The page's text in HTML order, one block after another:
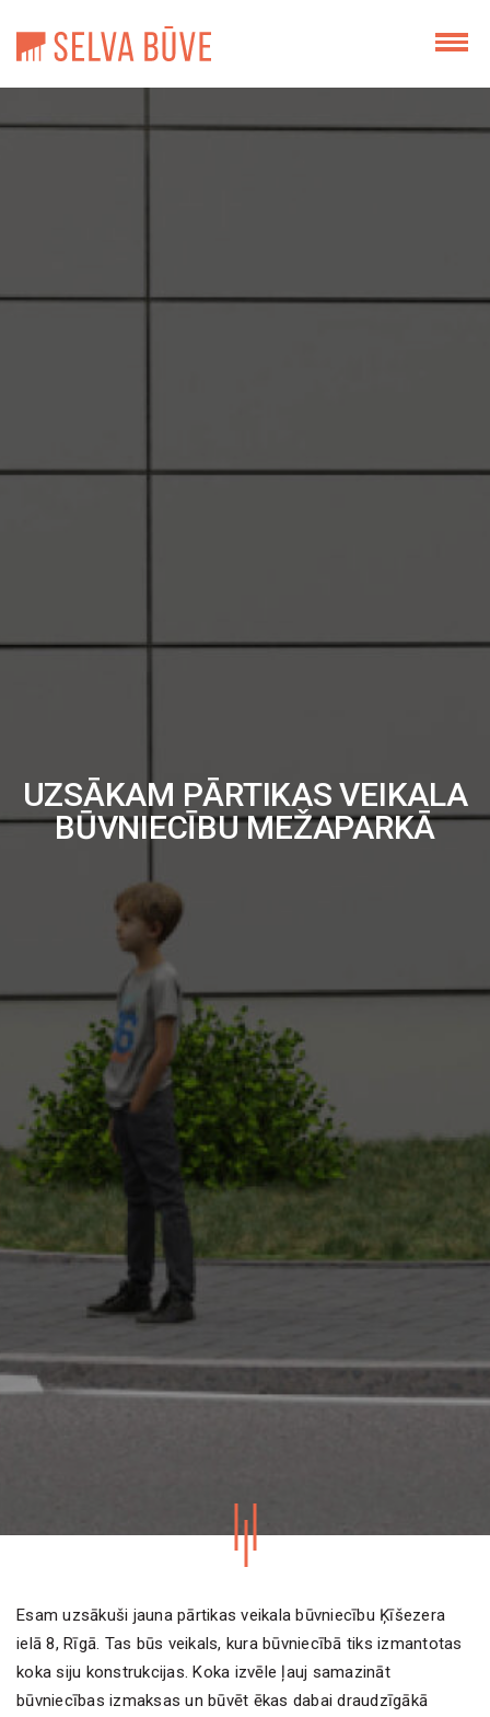
UZSĀKAM PĀRTIKAS VEIKALA
BŪVNIECĪBU MEŽAPARKĀ
Esam uzsākuši jauna pārtikas veikala būvniecību Ķīšezera
ielā 8, Rīgā. Tas būs veikals, kura būvniecībā tiks izmantotas
koka siju konstrukcijas. Koka izvēle ļauj samazināt
būvniecības izmaksas un būvēt ēkas dabai draudzīgākā